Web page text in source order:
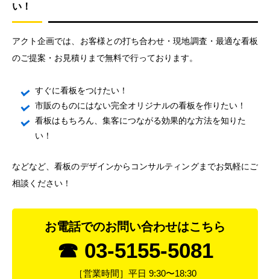
い！
アクト企画では、お客様との打ち合わせ・現地調査・最適な看板
のご提案・お見積りまで無料で行っております。
すぐに看板をつけたい！
市販のものにはない完全オリジナルの看板を作りたい！
看板はもちろん、集客につながる効果的な方法を知りた
い！
などなど、看板のデザインからコンサルティングまでお気軽にご
相談ください！
お電話でのお問い合わせはこちら
☎ 03-5155-5081
［営業時間］平日 9:30〜18:30